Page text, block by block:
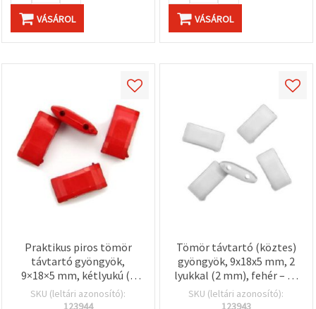
VÁSÁROL VÁSÁROL
Praktikus piros tömör
távtartó gyöngyök,
9×18×5 mm, kétlyukú (2
mm) – 50 g (~70 db),
tökéletes karkötőkhöz,
SKU (leltári azonosító):
123944
Tömör távtartó (köztes)
gyöngyök, 9x18x5 mm, 2
lyukkal (2 mm), fehér – 50
g (~70 db)
SKU (leltári azonosító):
123943